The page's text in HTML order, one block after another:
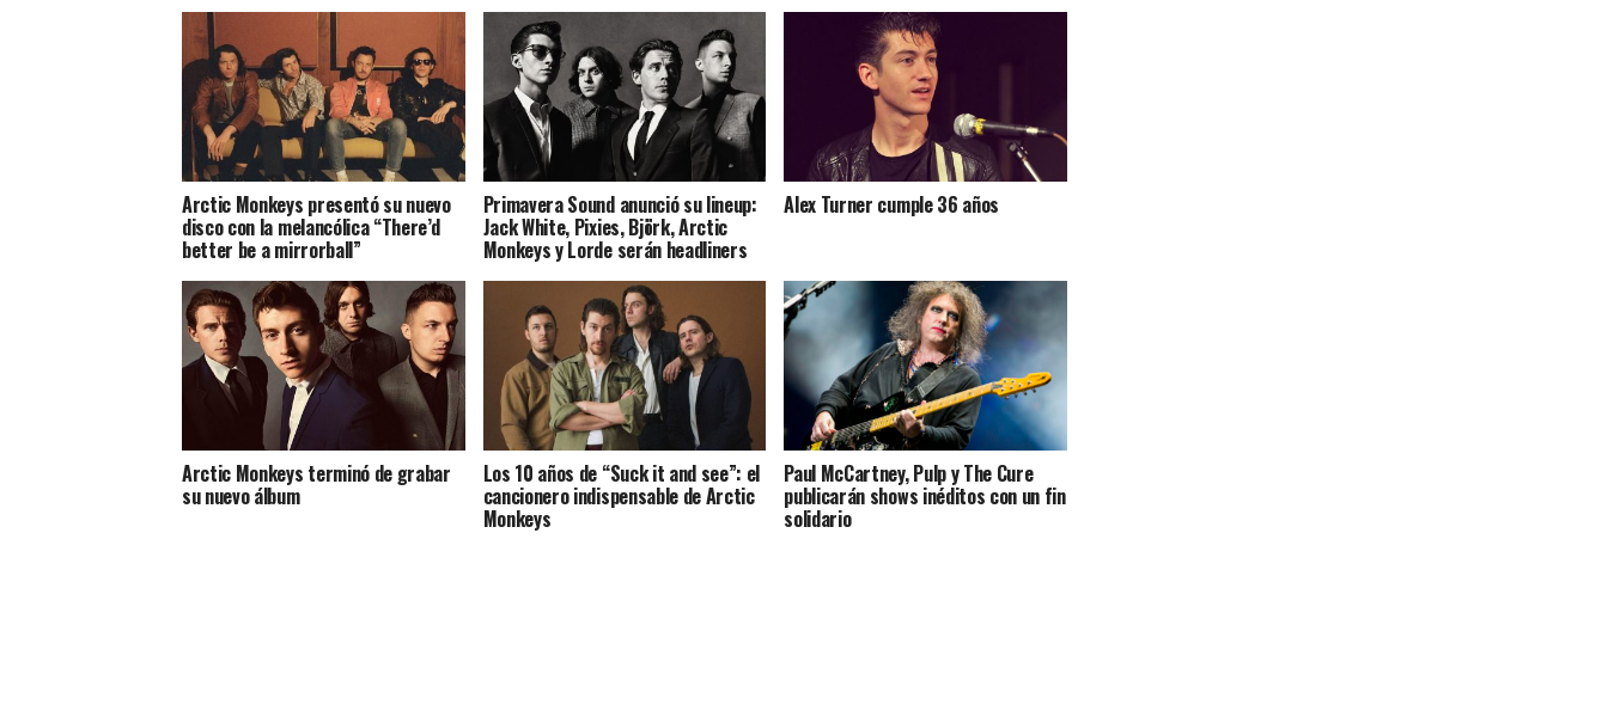
Arctic Monkeys presentó su nuevo
disco con la melancólica “There’d
better be a mirrorball”
Primavera Sound anunció su lineup:
Jack White, Pixies, Björk, Arctic
Monkeys y Lorde serán headliners
Alex Turner cumple 36 años
Arctic Monkeys terminó de grabar
su nuevo álbum
Los 10 años de “Suck it and see”: el
cancionero indispensable de Arctic
Monkeys
Paul McCartney, Pulp y The Cure
publicarán shows inéditos con un fin
solidario